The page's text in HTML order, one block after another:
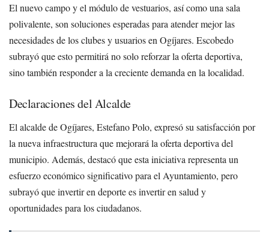
El nuevo campo y el módulo de vestuarios, así como una sala
polivalente, son soluciones esperadas para atender mejor las
necesidades de los clubes y usuarios en Ogíjares. Escobedo
subrayó que esto permitirá no solo reforzar la oferta deportiva,
sino también responder a la creciente demanda en la localidad.
Declaraciones del Alcalde
El alcalde de Ogíjares, Estefano Polo, expresó su satisfacción por
la nueva infraestructura que mejorará la oferta deportiva del
municipio. Además, destacó que esta iniciativa representa un
esfuerzo económico significativo para el Ayuntamiento, pero
subrayó que invertir en deporte es invertir en salud y
oportunidades para los ciudadanos.